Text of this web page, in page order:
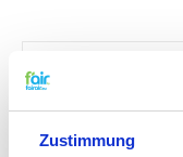
Zustimmung